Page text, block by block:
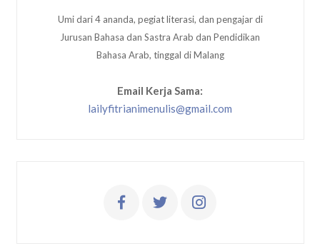
Umi dari 4 ananda, pegiat literasi, dan pengajar di
Jurusan Bahasa dan Sastra Arab dan Pendidikan
Bahasa Arab, tinggal di Malang
Email Kerja Sama:
lailyfitrianimenulis@gmail.com